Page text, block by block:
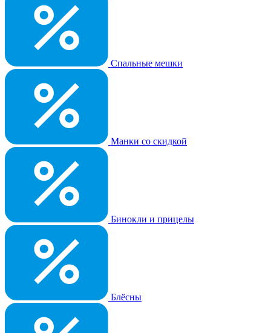
Спальные мешки
Манки со скидкой
Бинокли и прицелы
Блёсны